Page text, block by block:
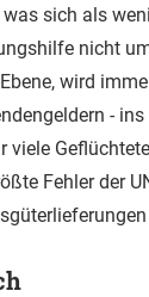
sich als
nicht
wird
-
viele
Fehler der